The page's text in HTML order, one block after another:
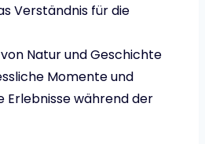
Verständnis für die
Natur und Geschichte
Momente und
Erlebnisse während der